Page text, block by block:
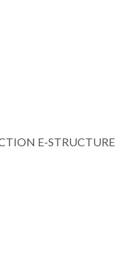
E-STRUCTURE